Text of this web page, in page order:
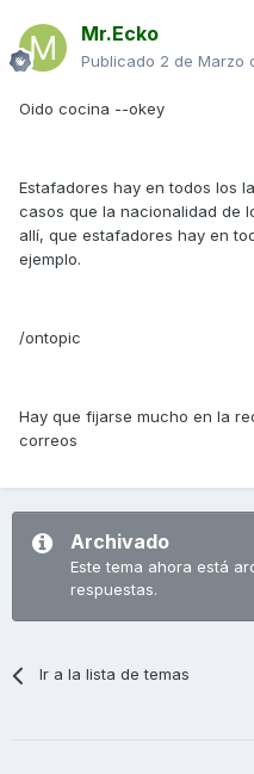
Mr.Ecko
Publicado 2 de Marzo
Oido cocina --okey
Estafadores hay en todos los
casos que la nacionalidad de
allí, que estafadores hay en
ejemplo.
/ontopic
Hay que fijarse mucho en la
correos
Archivado
Este tema ahora está
respuestas.
Ir a la lista de temas